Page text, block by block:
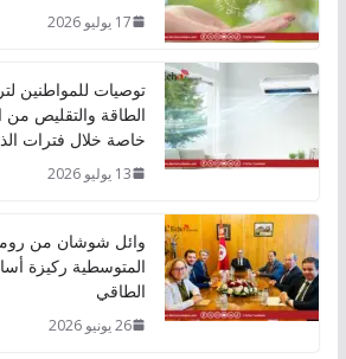
17 يوليو 2026
توصيات للمواطنين
الطاقة والتقليص من
خاصة خلال فترات
13 يوليو 2026
وائل شوشان من
المتوسطية ركيزة
الطاقي
26 يونيو 2026